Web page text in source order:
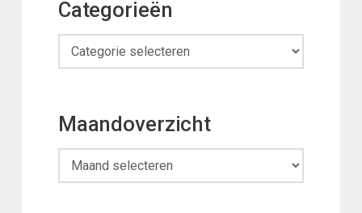
Categorieën
Categorieën
Maandoverzicht
Maandoverzicht